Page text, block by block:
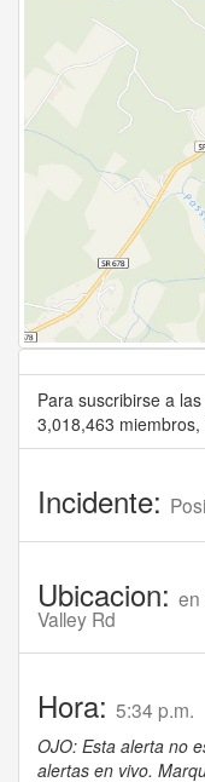
Para suscribirse a
3,018,463 miembros,
Incidente:
Ubicacion: en
Valley Rd
Hora: 5:34 p.m.
OJO: Esta alerta no
alertas en vivo.